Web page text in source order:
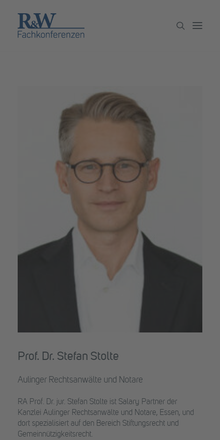
Partner werden
Newsletter
Prof. Dr. Stefan Stolte
Aulinger Rechtsanwälte und Notare
RA Prof. Dr. jur. Stefan Stolte ist Salary Partner der
Kanzlei Aulinger Rechtsanwälte und Notare, Essen, und
dort spezialisiert auf den Bereich Stiftungsrecht und
Gemeinnützigkeitsrecht.